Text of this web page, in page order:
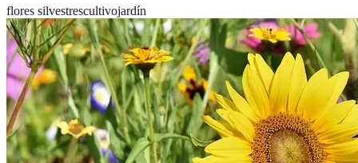
flores silvestrescultivojardín